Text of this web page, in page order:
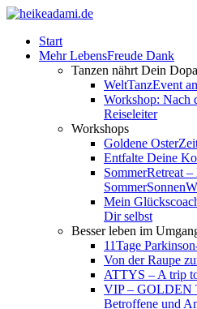
Start
Mehr LebensFreude Dank
Tanzen nährt Dein
WeltTanzEvent
Workshop: Nach
Reiseleiter
Workshops
Goldene
Entfalte Deine
SommerRetreat
Mein
Dir selbst
Besser leben im
11Tage
Von der Raupe
ATTYS – A trip
VIP – GOLDEN
Betroffene und